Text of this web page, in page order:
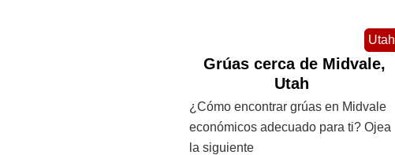
Utah
Grúas cerca de Midvale,
Utah
¿Cómo encontrar grúas en Midvale
económicos adecuado para ti? Ojea
la siguiente